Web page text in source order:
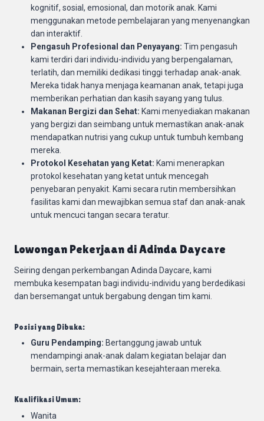
kognitif, sosial, emosional, dan motorik anak. Kami
menggunakan metode pembelajaran yang menyenangkan
dan interaktif.
Pengasuh Profesional dan Penyayang: Tim pengasuh
kami terdiri dari individu-individu yang berpengalaman,
terlatih, dan memiliki dedikasi tinggi terhadap anak-anak.
Mereka tidak hanya menjaga keamanan anak, tetapi juga
memberikan perhatian dan kasih sayang yang tulus.
Makanan Bergizi dan Sehat: Kami menyediakan makanan
yang bergizi dan seimbang untuk memastikan anak-anak
mendapatkan nutrisi yang cukup untuk tumbuh kembang
mereka.
Protokol Kesehatan yang Ketat: Kami menerapkan
protokol kesehatan yang ketat untuk mencegah
penyebaran penyakit. Kami secara rutin membersihkan
fasilitas kami dan mewajibkan semua staf dan anak-anak
untuk mencuci tangan secara teratur.
Lowongan Pekerjaan di Adinda Daycare
Seiring dengan perkembangan Adinda Daycare, kami
membuka kesempatan bagi individu-individu yang berdedikasi
dan bersemangat untuk bergabung dengan tim kami.
Posisi yang Dibuka:
Guru Pendamping: Bertanggung jawab untuk
mendampingi anak-anak dalam kegiatan belajar dan
bermain, serta memastikan kesejahteraan mereka.
Kualifikasi Umum:
Wanita